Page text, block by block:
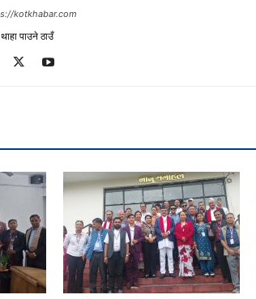
kotkhabar.com
पाउने ठाउँ